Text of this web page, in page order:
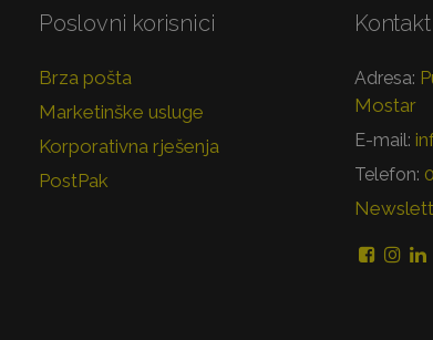
Poslovni korisnici
Brza pošta
Marketinške usluge
Korporativna rješenja
PostPak
Kontakt
Adresa:
Mostar
E-mail:
Telefon: